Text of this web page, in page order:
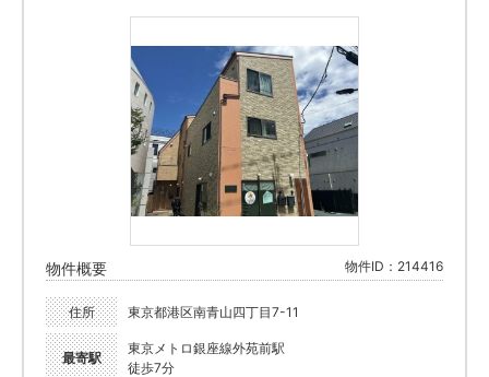
物件概要 物件ID：214416
住所 東京都港区南青山四丁目7-11
最寄駅
東京メトロ銀座線外苑前駅
徒歩7分